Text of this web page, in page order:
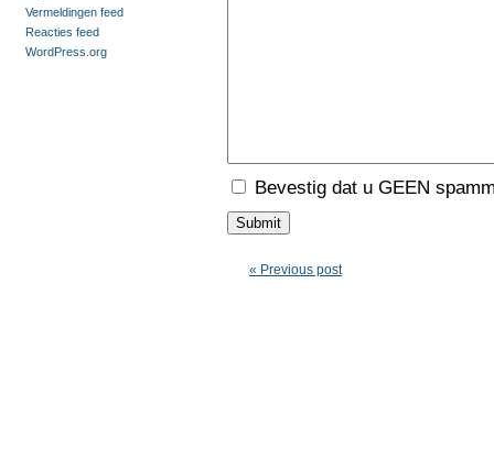
Bevestig dat u GEEN
« Previous post
Vermeldingen feed
Reacties feed
WordPress.org